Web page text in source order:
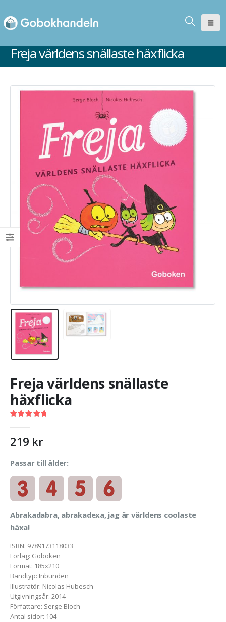
Freja världens snällaste häxflicka
Freja världens snällaste
häxflicka
219 kr
Passar till ålder:
Abrakadabra, abrakadexa, jag är världens coolaste
häxa!
ISBN: 9789173118033
Förlag: Goboken
Format: 185x210
Bandtyp: Inbunden
Illustratör: Nicolas Hubesch
Utgivningsår: 2014
Författare: Serge Bloch
Antal sidor: 104